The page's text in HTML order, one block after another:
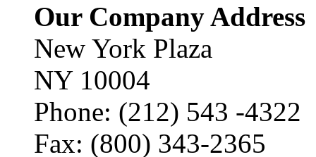
Our Company Address
New York Plaza
NY 10004
Phone: (212) 543 -4322
Fax: (800) 343-2365